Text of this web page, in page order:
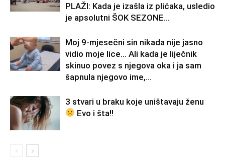
PLAŽI: Kada je izašla iz plićaka, usledio
je apsolutni ŠOK SEZONE...
Moj 9-mjesečni sin nikada nije jasno
vidio moje lice… Ali kada je liječnik
skinuo povez s njegova oka i ja sam
šapnula njegovo ime,...
3 stvari u braku koje uništavaju ženu
Evo i šta!!